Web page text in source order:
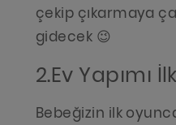
çekip çıkarmaya
gidecek 😉
2.Ev Yapımı
Bebeğizin ilk